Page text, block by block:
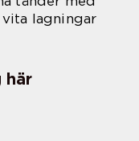
lagningar
här